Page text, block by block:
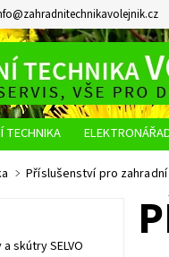
@zahradnitechnikavolejnik.cz
TECHNIKA
DOPRAVA A PLATBA
Příslušenství pro
skútry SELVO